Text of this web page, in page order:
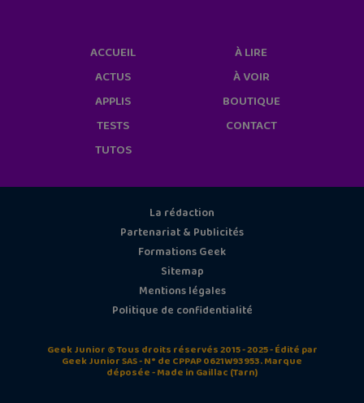
ACCUEIL
ACTUS
APPLIS
TESTS
TUTOS
À LIRE
À VOIR
BOUTIQUE
CONTACT
La rédaction
Partenariat & Publicités
Formations Geek
Sitemap
Mentions légales
Politique de confidentialité
Geek Junior © Tous droits réservés 2015 - 2025 - Édité par
Geek Junior SAS - N° de CPPAP 0621W93953. Marque
déposée - Made in Gaillac (Tarn)